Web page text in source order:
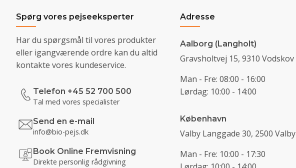
Spørg vores pejseeksperter
Har du spørgsmål til vores produkter
eller igangværende ordre kan du altid
kontakte vores kundeservice.
Telefon +45 52 700 500
Tal med vores specialister
Send en e-mail
info@bio-pejs.dk
Book Online Fremvisning
Direkte personlig rådgivning
Adresse
Aalborg (Langholt)
Gravsholtvej 15, 9310 Vodskov
Man - Fre: 08:00 - 16:00
Lørdag: 10:00 - 14:00
København
Valby Langgade 30, 2500 Valby
Man - Fre: 10:00 - 17:30